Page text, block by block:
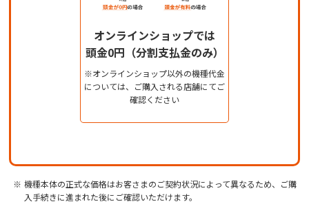
オンラインショップでは
頭金0円（分割支払金のみ）
※オンラインショップ以外の機種代金
については、ご購入される店舗にてご
確認ください
機種本体の正式な価格はお客さまのご契約状況によって異なるため、ご購
入手続きに進まれた後にご確認いただけます。